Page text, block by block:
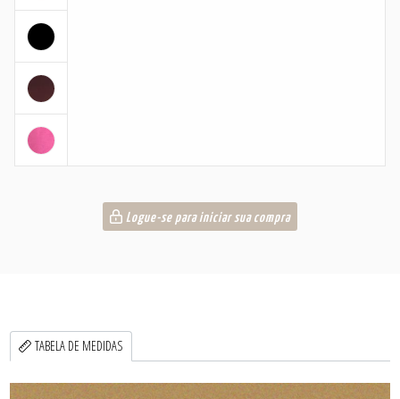
Logue-se para iniciar sua compra
TABELA DE MEDIDAS